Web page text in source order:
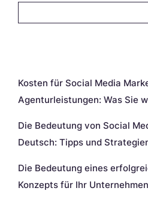
Kosten für Social Media
Agenturleistungen: Was Sie
Die Bedeutung von Social
Deutsch: Tipps und
Die Bedeutung eines
Konzepts für Ihr Unternehmen